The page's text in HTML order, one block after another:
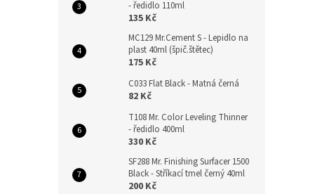
- ředidlo 110ml
135 Kč
MC129 Mr.Cement S - Lepidlo na
plast 40ml (špič.štětec)
175 Kč
C033 Flat Black - Matná černá
82 Kč
T108 Mr. Color Leveling Thinner
- ředidlo 400ml
330 Kč
SF288 Mr. Finishing Surfacer 1500
Black - Stříkací tmel černý 40ml
200 Kč